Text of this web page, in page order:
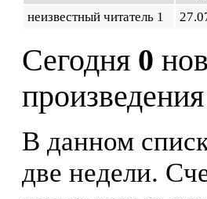
неизвестный читатель 1
Сегодня 0
произведения
В данном
две недели.